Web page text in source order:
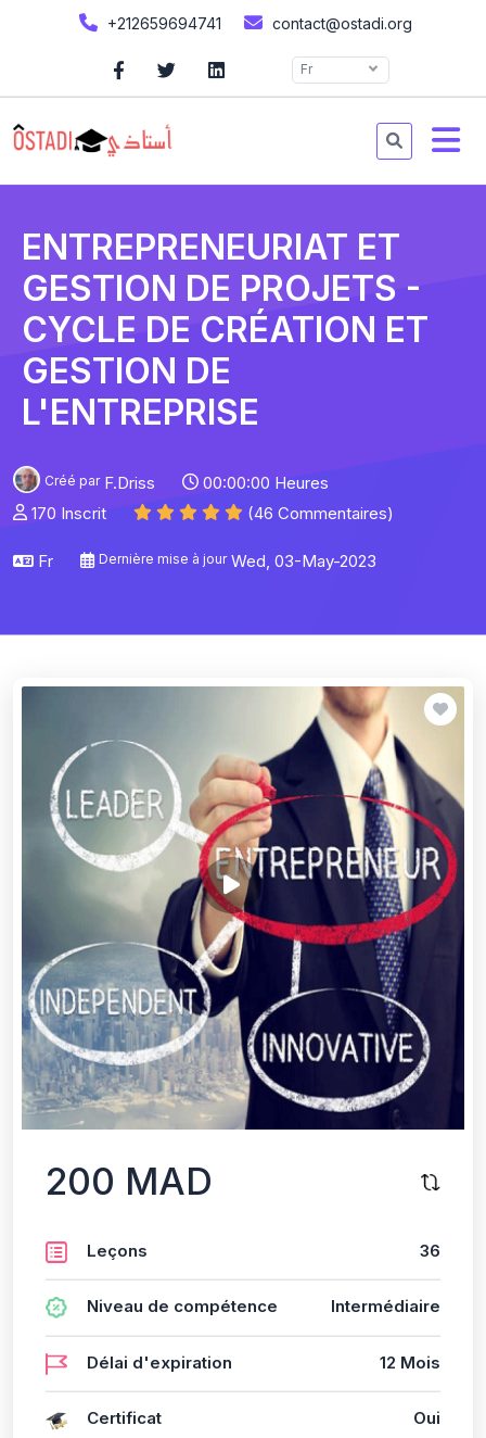
+212659694741 contact@ostadi.org
Fr
ENTREPRENEURIAT ET
GESTION DE PROJETS -
CYCLE DE CRÉATION ET
GESTION DE
L'ENTREPRISE
Créé par F.Driss
00:00:00 Heures
170 Inscrit
(46 Commentaires)
Fr Dernière mise à jour Wed, 03-May-2023
200 MAD
Leçons 36
Niveau de compétence Intermédiaire
Délai d'expiration 12 Mois
Certificat Oui